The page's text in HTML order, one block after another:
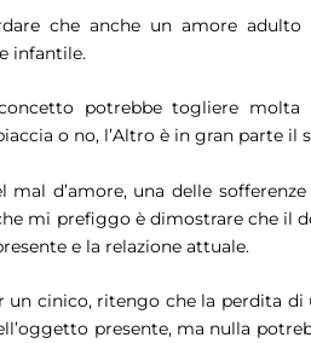
che anche un amore
infantile.
potrebbe togliere
o no, l’Altro è in gran parte
mal d’amore, una delle
mi prefiggo è dimostrare che il
e la relazione attuale.
un cinico, ritengo che la perdita
presente, ma nulla